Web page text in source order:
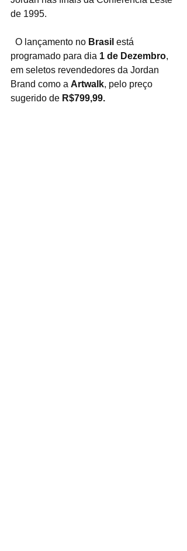
de 1995.
  O lançamento no
Brasil está
programado para dia 1 de Dezembro,
em seletos revendedores da Jordan
Brand como a Artwalk, pelo preço
sugerido de R$799,99.